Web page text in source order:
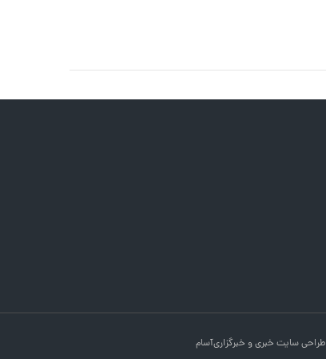
طراحی سایت خبری و خبرگزاریآسام